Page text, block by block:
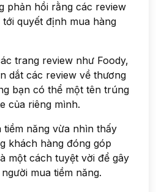
phản hồi rằng các review
quyết định mua hàng
trang review như Foody,
dắt các review về thương
bạn có thể một tên trúng
của riêng mình.
tiềm năng vừa nhìn thấy
khách hàng đóng góp
một cách tuyệt vời để gây
mua tiềm năng.